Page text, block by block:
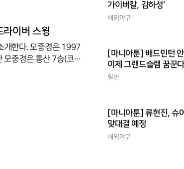
해 13개 대회에서 상금을
라이버 스윙
개한다. 모중경은 1997
모중경은 통산 7승(코리
시하기도 했다. 모중
가이버칼, 김하성'
해외야구
[마니아툰] 배드민턴
이제 그랜드슬램 꿈꾼다
일반
[마니아툰] 류현진, 슈
맞대결 예정
해외야구